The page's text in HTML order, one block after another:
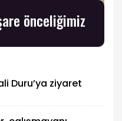
önceliğimiz
Duru’ya ziyaret